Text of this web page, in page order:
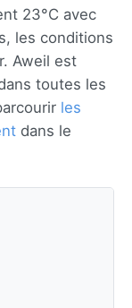
23°C avec
les conditions
Aweil est
toutes les
les
dans le